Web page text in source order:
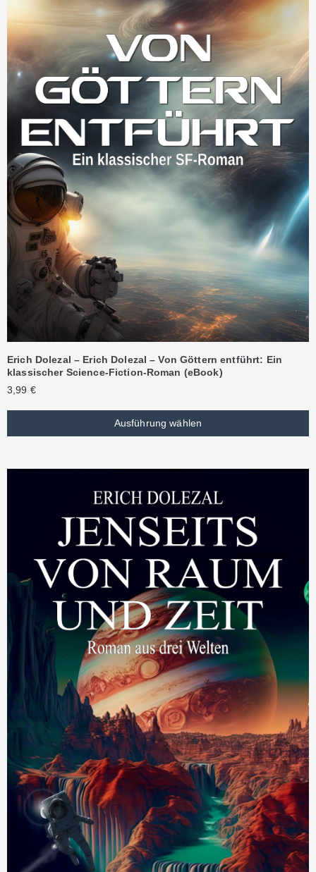
Erich Dolezal – Erich Dolezal – Von Göttern entführt: Ein
klassischer Science-Fiction-Roman (eBook)
3,99 €
Ausführung wählen